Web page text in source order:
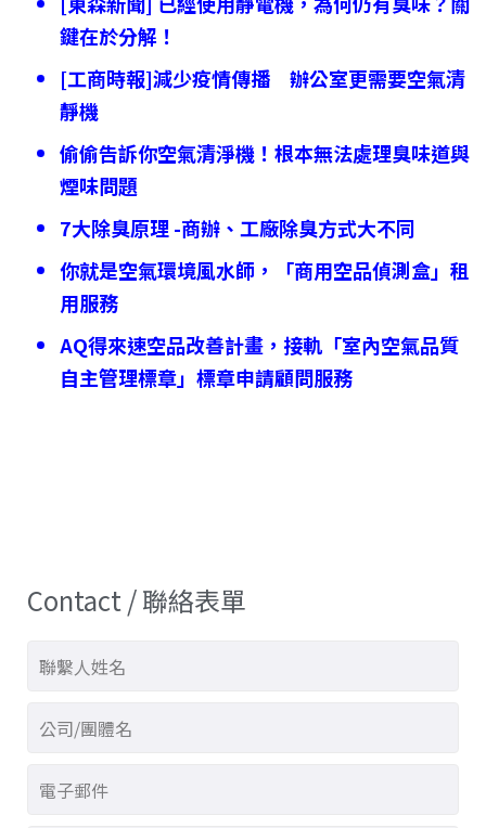
鍵在於分解！
[工商時報]減少疫情傳播 辦公室更需要空氣清
靜機
偷偷告訴你空氣清淨機！根本無法處理臭味道與
煙味問題
7大除臭原理 -商辦、工廠除臭方式大不同
你就是空氣環境風水師，「商用空品偵測盒」租
用服務
AQ得來速空品改善計畫，接軌「室內空氣品質
自主管理標章」標章申請顧問服務
Contact / 聯絡表單